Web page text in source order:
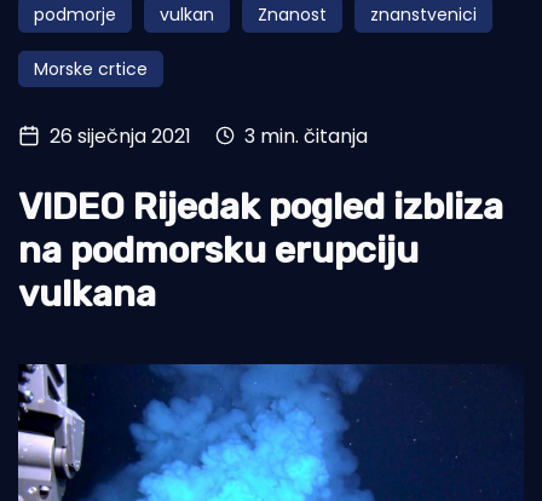
Turizam i nautika
Pomorstvo
Ribolov
Tradicija i kultura
podmorje vulkan Znanost znanstvenici
Morske crtice
26 siječnja 2021 3 min. čitanja
VIDEO Rijedak pogled izbliza
na podmorsku erupciju
vulkana